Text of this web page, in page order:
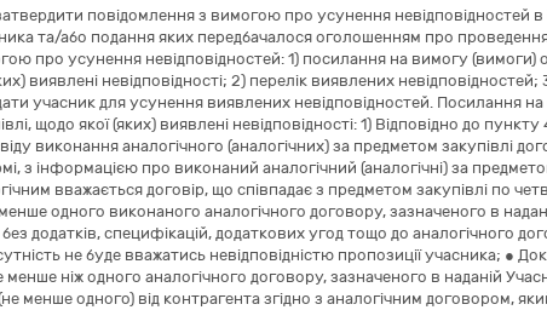
повідомлення з вимогою про усунення невідповідностей в
та/або подання яких передбачалося оголошенням про
про усунення невідповідностей: 1) посилання на вимогу
виявлені невідповідності; 2) перелік виявлених невідповідностей;
учасник для усунення виявлених невідповідностей. Посилання
щодо якої (яких) виявлені невідповідності: 1) Відповідно до пункту
виконання аналогічного (аналогічних) за предметом закупівлі
з інформацією про виконаний аналогічний (аналогічні) за
вважається договір, що співпадає з предметом закупівлі по
одного виконаного аналогічного договору, зазначеного в
додатків, специфікацій, додаткових угод тощо до аналогічного
не буде вважатись невідповідністю пропозиції учасника; ●
ніж одного аналогічного договору, зазначеного в наданій
менше одного) від контрагента згідно з аналогічним договором,